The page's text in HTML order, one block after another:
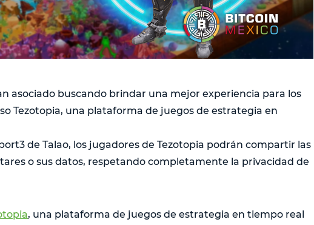
asociado buscando brindar una mejor experiencia para los
Tezotopia, una plataforma de juegos de estrategia en
de Talao, los jugadores de Tezotopia podrán compartir las
o sus datos, respetando completamente la privacidad de
, una plataforma de juegos de estrategia en tiempo real